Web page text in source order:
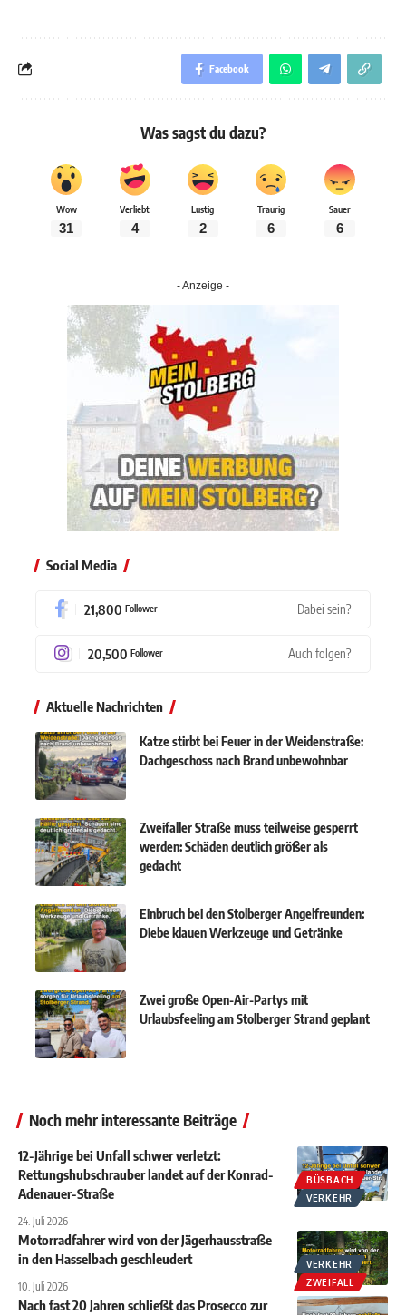
Facebook
Was sagst du dazu?
Wow
31
Verliebt
4
Lustig
2
Traurig
6
Sauer
6
- Anzeige -
Social Media
21,800 Follower Dabei sein?
20,500 Follower Auch folgen?
Aktuelle Nachrichten
Katze stirbt bei Feuer in der Weidenstraße:
Dachgeschoss nach Brand unbewohnbar
Zweifaller Straße muss teilweise gesperrt
werden: Schäden deutlich größer als
gedacht
Einbruch bei den Stolberger Angelfreunden:
Diebe klauen Werkzeuge und Getränke
Zwei große Open-Air-Partys mit
Urlaubsfeeling am Stolberger Strand geplant
Noch mehr interessante Beiträge
BÜSBACH
VERKEHR
12-Jährige bei Unfall schwer verletzt:
Rettungshubschrauber landet auf der Konrad-
Adenauer-Straße
24. Juli 2026
VERKEHR
ZWEIFALL
Motorradfahrer wird von der Jägerhausstraße
in den Hasselbach geschleudert
10. Juli 2026
Nach fast 20 Jahren schließt das Prosecco zur